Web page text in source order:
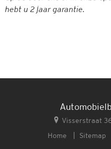
hebt u 2 jaar garantie.
Visserstraat
Home
Sitemap